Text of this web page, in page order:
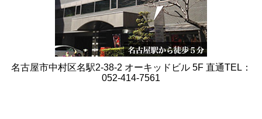
名古屋市中村区名駅2-38-2 オーキッドビル 5F 直通TEL：
052-414-7561